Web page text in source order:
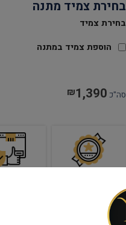
בחירת צמיד מתנה
בחירת צמיד
הוספת צמיד במתנה
סה"כ ₪1,390
קטגוריות: